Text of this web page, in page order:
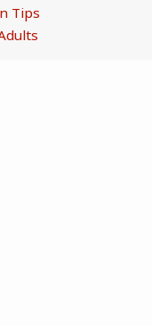
Tips